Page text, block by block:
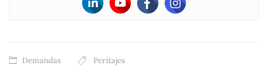
Demandas Peritajes